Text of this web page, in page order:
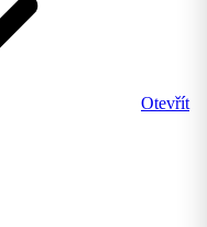
Otevřít